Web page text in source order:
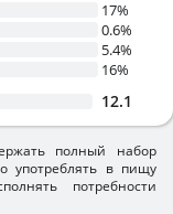
17%
0.6%
5.4%
16%
12.1
полный набор
употреблять в пищу
потребности